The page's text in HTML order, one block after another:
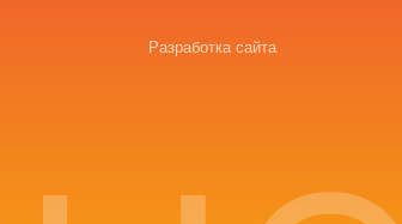
Разработка сайта